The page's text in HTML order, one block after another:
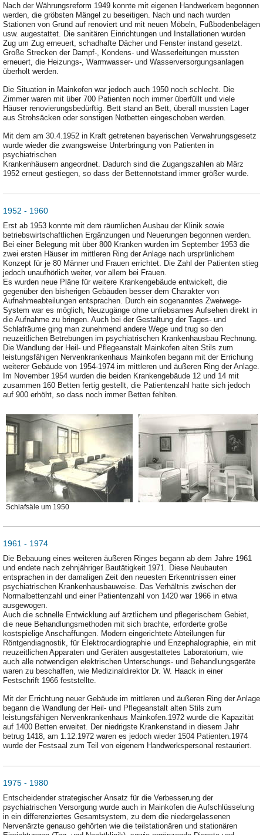
Nach der Währungsreform 1949 konnte mit eigenen Handwerkern begonnen
werden, die gröbsten Mängel zu beseitigen. Nach und nach wurden
Stationen von Grund auf renoviert und mit neuen Möbeln, Fußbodenbelägen
usw. augestattet. Die sanitären Einrichtungen und Installationen wurden
Zug um Zug erneuert, schadhafte Dächer und Fenster instand gesetzt.
Große Strecken der Dampf-, Kondens- und Wasserleitungen mussten
erneuert, die Heizungs-, Warmwasser- und Wasserversorgungsanlagen
überholt werden.
Die Situation in Mainkofen war jedoch auch 1950 noch schlecht. Die
Zimmer waren mit über 700 Patienten noch immer überfüllt und viele
Häuser renovierungsbedürftig. Bett stand an Bett, überall mussten Lager
aus Strohsäcken oder sonstigen Notbetten eingeschoben werden.
Mit dem am 30.4.1952 in Kraft getretenen bayerischen Verwahrungsgesetz
wurde wieder die zwangsweise Unterbringung von Patienten in
psychiatrischen
Krankenhäusern angeordnet. Dadurch sind die Zugangszahlen ab März
1952 erneut gestiegen, so dass der Bettennotstand immer größer wurde.
1952 - 1960
Erst ab 1953 konnte mit dem räumlichen Ausbau der Klinik sowie
betriebswirtschaftlichen Ergänzungen und Neuerungen begonnen werden.
Bei einer Belegung mit über 800 Kranken wurden im September 1953 die
zwei ersten Häuser im mittleren Ring der Anlage nach ursprünlichem
Konzept für je 80 Männer und Frauen errichtet. Die Zahl der Patienten stieg
jedoch unaufhörlich weiter, vor allem bei Frauen.
Es wurden neue Pläne für weitere Krankengebäude entwickelt, die
gegenüber den bisherigen Gebäuden besser dem Charakter von
Aufnahmeabteilungen entsprachen. Durch ein sogenanntes Zweiwege-
System war es möglich, Neuzugänge ohne unliebsames Aufsehen direkt in
die Aufnahme zu bringen. Auch bei der Gestaltung der Tages- und
Schlafräume ging man zunehmend andere Wege und trug so den
neuzeitlichen Betrebungen im psychiatrischen Krankenhausbau Rechnung.
Die Wandlung der Heil- und Pflegeanstalt Mainkofen alten Stils zum
leistungsfähigen Nervenkrankenhaus Mainkofen begann mit der Errichung
weiterer Gebäude von 1954-1974 im mittleren und äußeren Ring der Anlage.
Im November 1954 wurden die beiden Krankengebäude 12 und 14 mit
zusammen 160 Betten fertig gestellt, die Patientenzahl hatte sich jedoch
auf 900 erhöht, so dass noch immer Betten fehlten.
Schlafsäle um 1950
1961 - 1974
Die Bebauung eines weiteren äußeren Ringes begann ab dem Jahre 1961
und endete nach zehnjähriger Bautätigkeit 1971. Diese Neubauten
entsprachen in der damaligen Zeit den neuesten Erkenntnissen einer
psychiatrischen Krankenhausbauweise. Das Verhältnis zwischen der
Normalbettenzahl und einer Patientenzahl von 1420 war 1966 in etwa
ausgewogen.
Auch die schnelle Entwicklung auf ärztlichem und pflegerischem Gebiet,
die neue Behandlungsmethoden mit sich brachte, erforderte große
kostspielige Anschaffungen. Modern eingerichtete Abteilungen für
Röntgendiagnostik, für Elektrocardiographie und Enzephalographie, ein mit
neuzeitlichen Apparaten und Geräten ausgestattetes Laboratorium, wie
auch alle notwendigen elektrischen Unterschungs- und Behandlungsgeräte
waren zu beschaffen, wie Medizinaldirektor Dr. W. Haack in einer
Festschrift 1966 feststellte.
Mit der Errichtung neuer Gebäude im mittleren und äußeren Ring der Anlage
begann die Wandlung der Heil- und Pflegeanstalt alten Stils zum
leistungsfähigen Nervenkrankenhaus Mainkofen.1972 wurde die Kapazität
auf 1400 Betten erweitet. Der niedrigste Krankenstand in diesem Jahr
betrug 1418, am 1.12.1972 waren es jedoch wieder 1504 Patienten.1974
wurde der Festsaal zum Teil von eigenem Handwerkspersonal restauriert.
1975 - 1980
Entscheidender strategischer Ansatz für die Verbesserung der
psychiatrischen Versorgung wurde auch in Mainkofen die Aufschlüsselung
in ein differenziertes Gesamtsystem, zu dem die niedergelassenen
Nervenärzte genauso gehörten wie die teilstationären und stationären